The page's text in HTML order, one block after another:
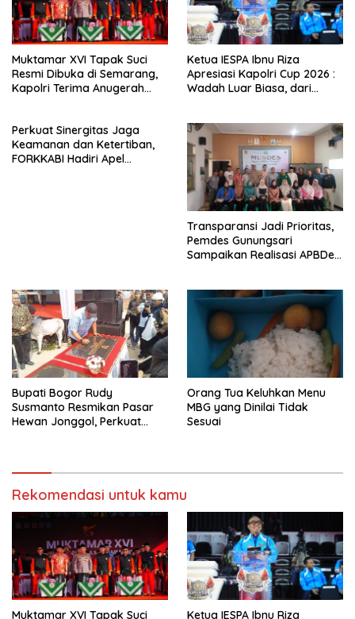
Muktamar XVI Tapak Suci
Resmi Dibuka di Semarang,
Kapolri Terima Anugerah
Ketua IESPA Ibnu Riza
Apresiasi Kapolri Cup 2026 :
Wadah Luar Biasa, dari
Perkuat Sinergitas Jaga
Keamanan dan Ketertiban,
FORKKABI Hadiri Apel
Transparansi Jadi Prioritas,
Pemdes Gunungsari
Sampaikan Realisasi APBDes
Bupati Bogor Rudy
Susmanto Resmikan Pasar
Hewan Jonggol, Perkuat
Orang Tua Keluhkan Menu
MBG yang Dinilai Tidak
Sesuai
Rekomendasi untuk kamu
Muktamar XVI Tapak Suci
Ketua IESPA Ibnu Riza